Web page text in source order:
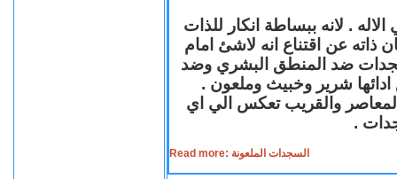
. لانه ببساطة انكار للذات
ذاته عن اقتناع انه لاشئ امام
ضد المنطق البشري وضد
ادائها شرير وخبيث وملعون .
المعاصر والقريب تعكس الي اي
.
Read more: السجدات الملعونة